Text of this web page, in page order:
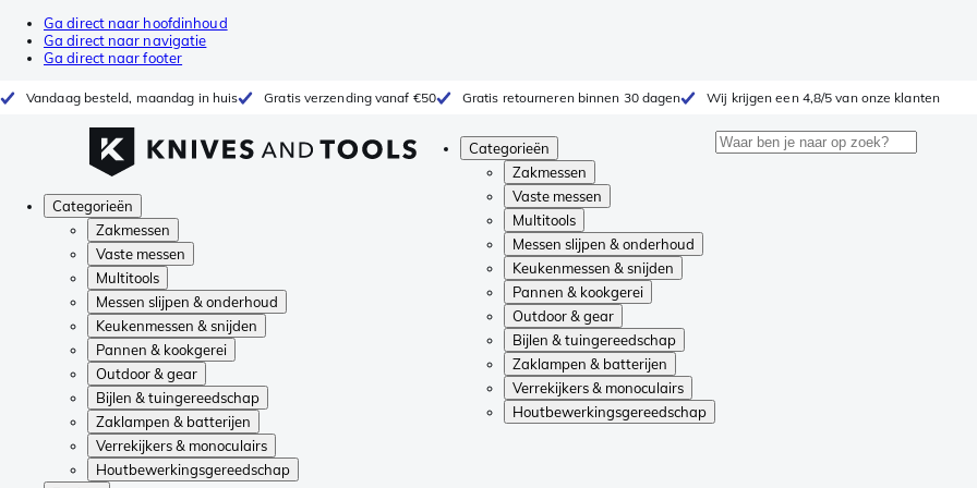
Ga direct naar hoofdinhoud
Ga direct naar navigatie
Ga direct naar footer
Vandaag besteld, maandag in huis Gratis verzending vanaf €50 Gratis retourneren binnen 30 dagen Wij krijgen een 4,8/5 van onze klanten
Categorieën
Zakmessen
Vaste messen
Multitools
Messen slijpen & onderhoud
Keukenmessen & snijden
Pannen & kookgerei
Outdoor & gear
Bijlen & tuingereedschap
Zaklampen & batterijen
Verrekijkers & monoculairs
Houtbewerkingsgereedschap
Categorieën
Zakmessen
Vaste messen
Multitools
Messen slijpen & onderhoud
Keukenmessen & snijden
Pannen & kookgerei
Outdoor & gear
Bijlen & tuingereedschap
Zaklampen & batterijen
Verrekijkers & monoculairs
Houtbewerkingsgereedschap